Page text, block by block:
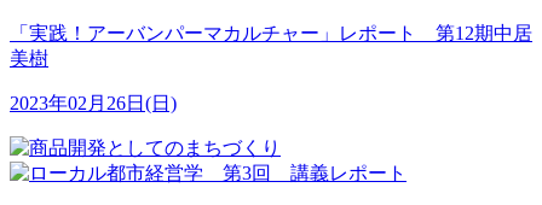
「実践！アーバンパーマカルチャー」レポート 第12期中居
美樹
2023年02月26日(日)